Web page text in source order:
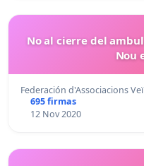
No al cierre del
Nou
Federación d'Associacions
695 firmas
12 Nov 2020